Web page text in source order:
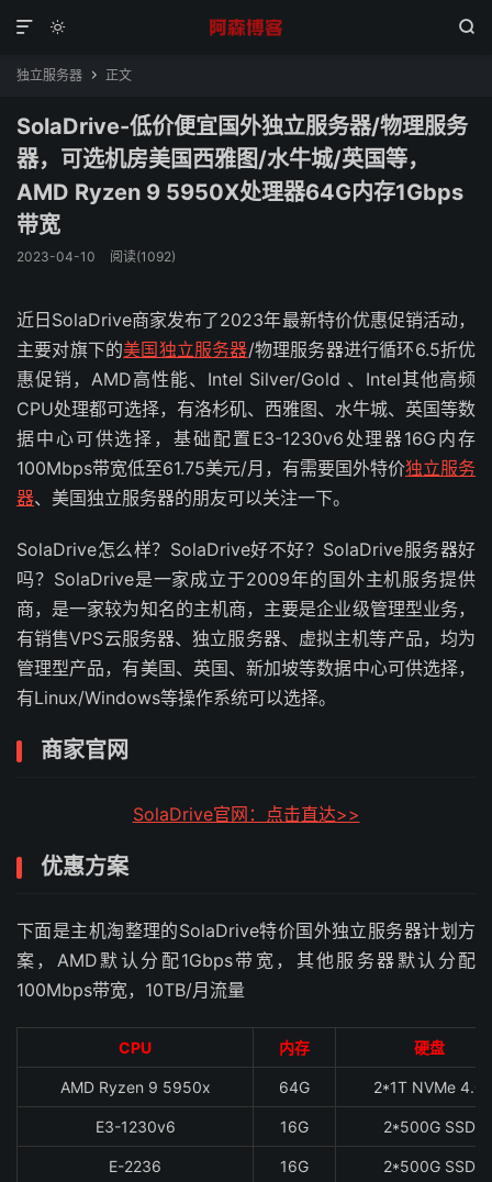
 

独立服务器  正文
SolaDrive-低价便宜国外独立服务器/物理服务
器，可选机房美国西雅图/水牛城/英国等，
AMD Ryzen 9 5950X处理器64G内存1Gbps
带宽
2023-04-10 阅读(1092)
近日SolaDrive商家发布了2023年最新特价优惠促销活动，
主要对旗下的美国独立服务器/物理服务器进行循环6.5折优
惠促销，AMD高性能、Intel Silver/Gold 、Intel其他高频
CPU处理都可选择，有洛杉矶、西雅图、水牛城、英国等数
据中心可供选择，基础配置E3-1230v6处理器16G内存
100Mbps带宽低至61.75美元/月，有需要国外特价独立服务
器、美国独立服务器的朋友可以关注一下。
SolaDrive怎么样？SolaDrive好不好？SolaDrive服务器好
吗？SolaDrive是一家成立于2009年的国外主机服务提供
商，是一家较为知名的主机商，主要是企业级管理型业务，
有销售VPS云服务器、独立服务器、虚拟主机等产品，均为
管理型产品，有美国、英国、新加坡等数据中心可供选择，
有Linux/Windows等操作系统可以选择。
商家官网
SolaDrive官网：点击直达>>
优惠方案
下面是主机淘整理的SolaDrive特价国外独立服务器计划方
案，AMD默认分配1Gbps带宽，其他服务器默认分配
100Mbps带宽，10TB/月流量
CPU 内存 硬盘
AMD Ryzen 9 5950x 64G 2*1T NVMe 4.0
E3-1230v6 16G 2*500G SSD
E-2236 16G 2*500G SSD